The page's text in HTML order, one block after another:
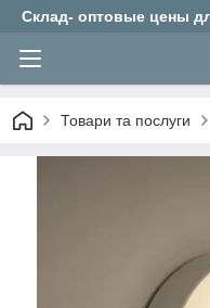
Склад- оптовые цены
Товари та послуги